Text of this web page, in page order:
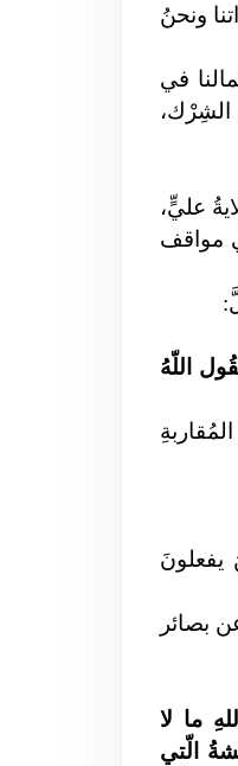
ونحنُ
في
الشِرْك،
عليٍّ،
مواقف
اللّهُ
يفعلونَ
ج3] والروايةُ منقولةٌ عن بصائر
ما لا
الّتي